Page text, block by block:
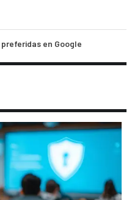
en Google